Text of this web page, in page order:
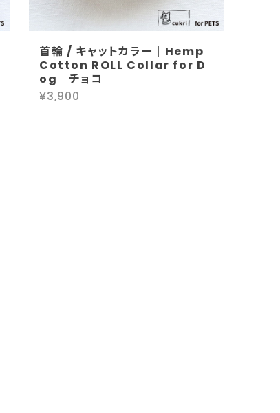
首輪 / キャットカラー｜Hemp
Cotton ROLL Collar for D
og｜チョコ
¥3,900